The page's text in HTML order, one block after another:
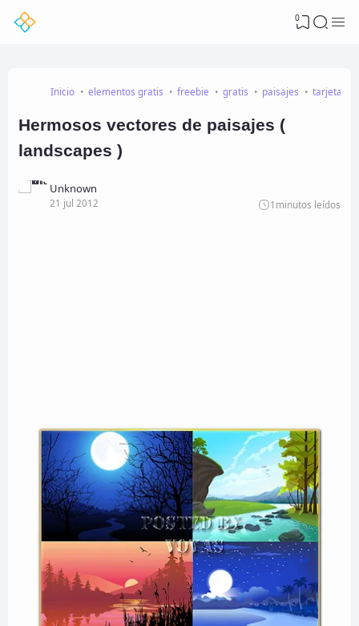
0
Inicio elementos gratis freebie gratis paisajes tarjetas
Hermosos vectores de paisajes (
landscapes )
Unknown
21 jul 2012 1 minutos leídos